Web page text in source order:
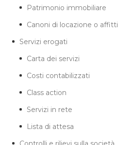
Patrimonio immobiliare
Canoni di locazione o affitti
Servizi erogati
Carta dei servizi
Costi contabilizzati
Class action
Servizi in rete
Lista di attesa